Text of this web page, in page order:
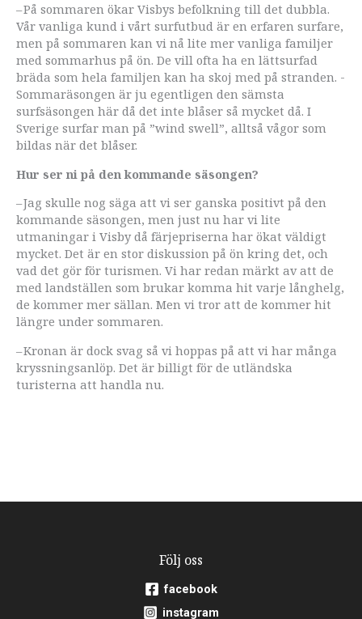
– På sommaren ökar Visbys befolkning till det dubbla.
Vår vanliga kund i vårt surfutbud är en erfaren surfare,
men på sommaren kan vi nå lite mer vanliga familjer
med sommarhus på ön. De vill ofta ha en lättsurfad
bräda som hela familjen kan ha skoj med på stranden. ­
Sommaräsongen är ju egentligen den sämsta
surfsäsongen här då det inte blåser så mycket då. I
Sverige surfar man på ”wind swell”, alltså vågor som
bildas när det blåser.
Hur ser ni på den kommande säsongen?
– Jag skulle nog säga att vi ser ganska positivt på den
kommande säsongen, men just nu har vi lite
utmaningar i Visby då färjepriserna har ökat väldigt
mycket. Det är en stor diskussion på ön kring det, och
vad det gör för turismen. Vi har redan märkt av att de
med landställen som brukar komma hit varje långhelg,
de kommer mer sällan. Men vi tror att de kommer hit
längre under sommaren.
– Kronan är dock svag så vi hoppas på att vi har många
kryssningsanlöp. Det är billigt för de utländska
turisterna att handla nu.
Följ oss
facebook
instagram